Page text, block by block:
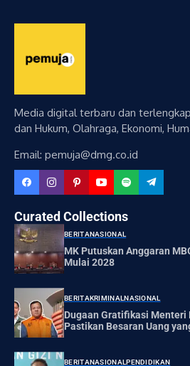
Media digital terbaru dan
dan Hukum, Olahraga, Ekonomi,
Email: pemuja@dmg.co.id
Curated Collections
BERITANASIONAL
MK Putuskan Anggaran
Mulai 2028
BERITAKRIMINALNASIONAL
Dugaan Gratifikasi Menteri
Pastikan Besaran Uang
BERITANASIONALPENDIDIKAN